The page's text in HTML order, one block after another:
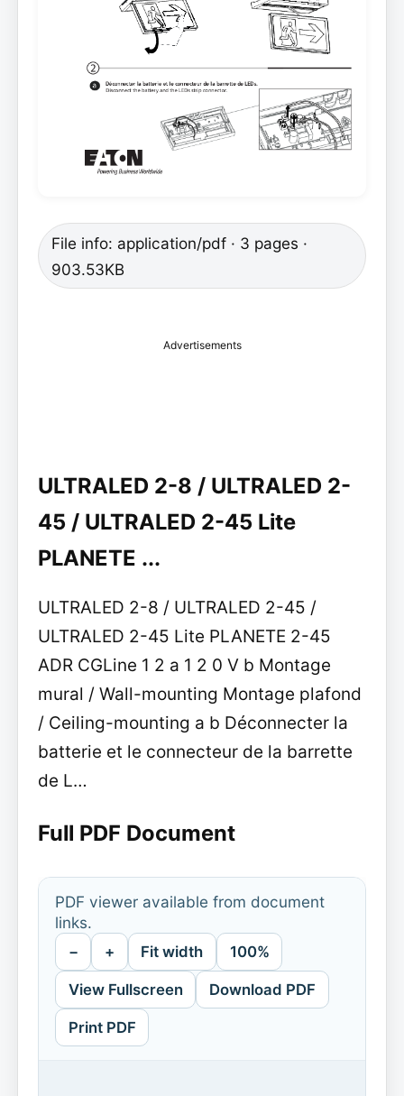
File info: application/pdf · 3 pages ·
903.53KB
Advertisements
ULTRALED 2-8 / ULTRALED 2-
45 / ULTRALED 2-45 Lite
PLANETE ...
ULTRALED 2-8 / ULTRALED 2-45 /
ULTRALED 2-45 Lite PLANETE 2-45
ADR CGLine 1 2 a 1 2 0 V b Montage
mural / Wall-mounting Montage plafond
/ Ceiling-mounting a b Déconnecter la
batterie et le connecteur de la barrette
de L…
Full PDF Document
PDF viewer available from document
links.
− + Fit width 100%
View Fullscreen Download PDF
Print PDF